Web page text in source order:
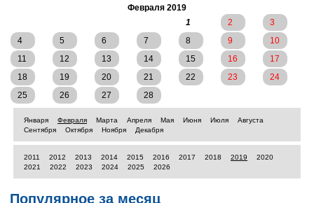
Февраля 2019
1
2
3
4
5 6 7 8 9
10
11
12 13 14 15 16
17
18
19 20 21 22 23
24
25
26 27 28
Января Февраля Марта Апреля Мая Июня Июля
Августа
Сентября
Октября Ноября Декабря
2011 2012 2013 2014 2015 2016 2017 2018 2019
2020
2021
2022 2023 2024 2025 2026
Популярное за месяц